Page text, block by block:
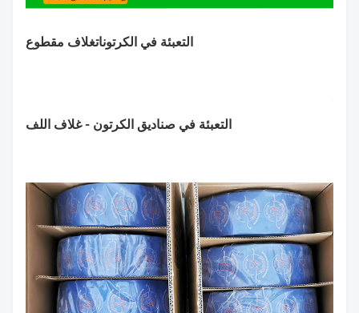
التعبئة في الكرتوناتغلاف مقطوع
التعبئة في صناديق الكرتون - غلاف اللف